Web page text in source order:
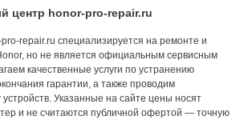
центр honor-pro-repair.ru
repair.ru специализируется на ремонте и
но не является официальным сервисным
качественные услуги по устранению
гарантии, а также проводим
устройств. Указанные на сайте цены носят
и не считаются публичной офертой — точную